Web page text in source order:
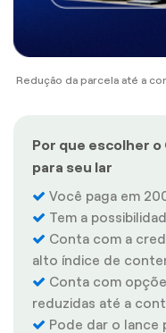
Redução da parcela até a
Por que escolher o
para seu lar
Você paga em
Tem a
Conta com a
alto índice de
Conta com
reduzidas até a
Pode dar o lance